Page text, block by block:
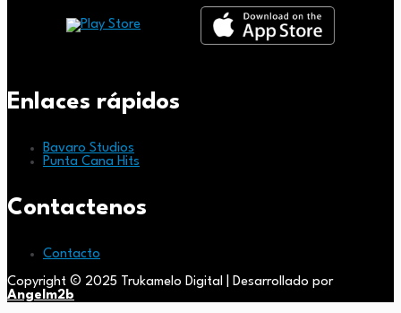
Enlaces rápidos
Bavaro Studios
Punta Cana Hits
Contactenos
Contacto
Copyright © 2025 Trukamelo Digital | Desarrollado por
Angelm2b